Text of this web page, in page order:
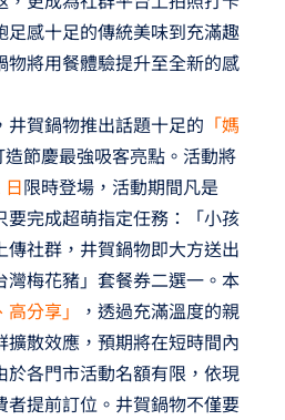
足感十足的傳統美味到充滿趣
物將用餐體驗提升至全新的感
井賀鍋物推出話題十足的 「媽
造節慶最強吸客亮點。活動將
限時登場，活動期間凡是
要完成超萌指定任務：「小孩
社群，井賀鍋物即大方送出
灣梅花豬」套餐券二選一。本
高分享」
，透過充滿溫度的親
散效應，預期將在短時間內
於各門市活動名額有限，依現
者提前訂位。井賀鍋物不僅要